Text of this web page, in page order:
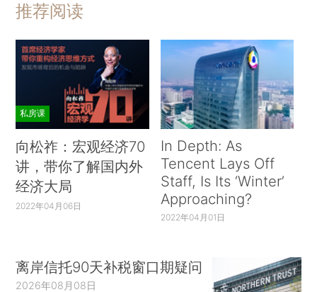
推荐阅读
私房课
向松祚：宏观经济70
讲，带你了解国内外
经济大局
2022年04月06日
In Depth: As
Tencent Lays Off
Staff, Is Its ‘Winter’
Approaching?
2022年04月01日
离岸信托90天补税窗口期疑问
2026年08月08日